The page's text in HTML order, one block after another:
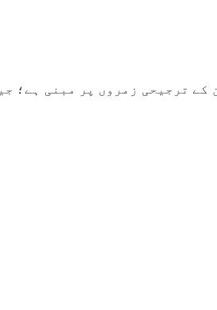
کے ترجیحی زمروں پر مبنی ہے؛